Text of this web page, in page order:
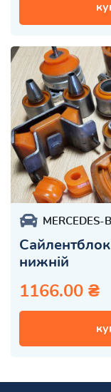
MERCEDES-
нижній
1166.00 ₴